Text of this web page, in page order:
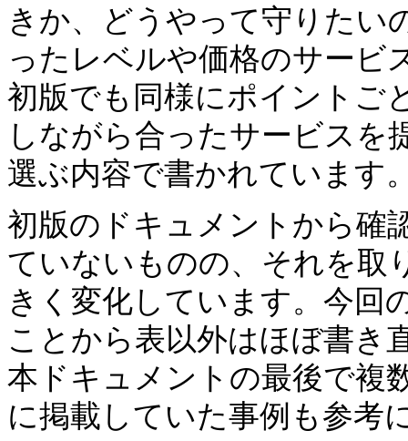
きか、どうやって守りたい
ったレベルや価格のサービ
初版でも同様にポイントご
しながら合ったサービスを
選ぶ内容で書かれています
初版のドキュメントから確
ていないものの、それを取
きく変化しています。今回
ことから表以外はほぼ書き
本ドキュメントの最後で複
に掲載していた事例も参考